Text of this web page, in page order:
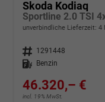
Skoda Kodiaq
unverbindliche Lieferzeit: 4
Fahrzeugnr. 1291448
Kraftstoff
Benzin
46.320,– €
incl. 19% MwSt.